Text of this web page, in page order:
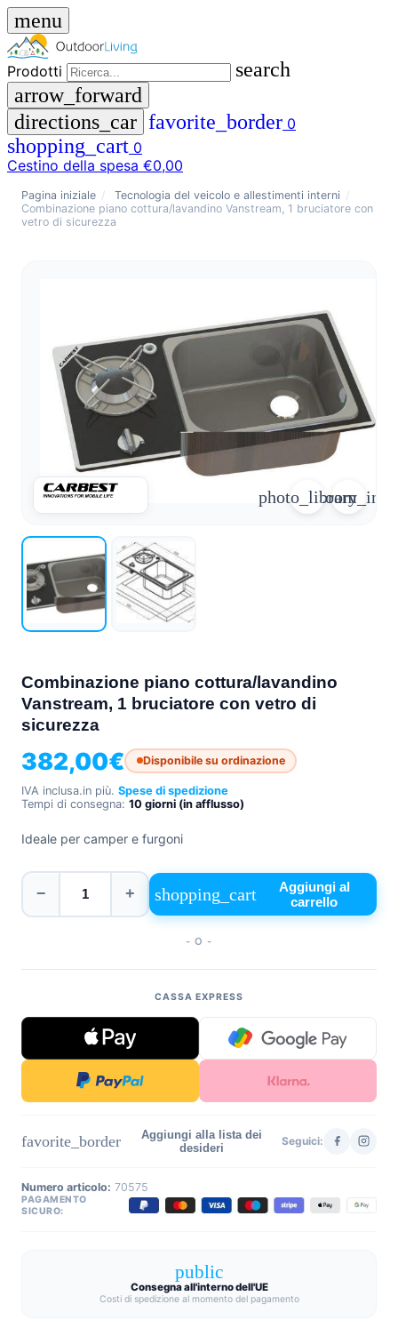
menu
Prodotti
search
arrow_forward
directions_car favorite_border 0
shopping_cart 0
Cestino della spesa €0,00
close
Prodotti
search
arrow_forward
Accesso
favorite_border
Elenco dei desideri
shopping_cart
groups siamo
mailContattateci
helpFAQ
articlegli
articoli
Assistenza
WhatsApp
phone0471
Instagram
Pagina iniziale / Tecnologia del veicolo e allestimenti interni /
Combinazione piano cottura/lavandino Vanstream, 1 bruciatore con
vetro di sicurezza
zoom_in
photo_library
Combinazione piano cottura/lavandino
Vanstream, 1 bruciatore con vetro di
sicurezza
382,00€ Disponibile su ordinazione
IVA inclusa. in più. Spese di spedizione
Tempi di consegna: 10 giorni (in afflusso)
Ideale per camper e furgoni
− + shopping_cart
Aggiungi al
carrello
- O -
CASSA EXPRESS
favorite_border
Aggiungi alla lista dei
desideri
Seguici:
Numero articolo: 70575
PAGAMENTO
SICURO:
public
Consegna all'interno dell'UE
Costi di spedizione al momento del pagamento